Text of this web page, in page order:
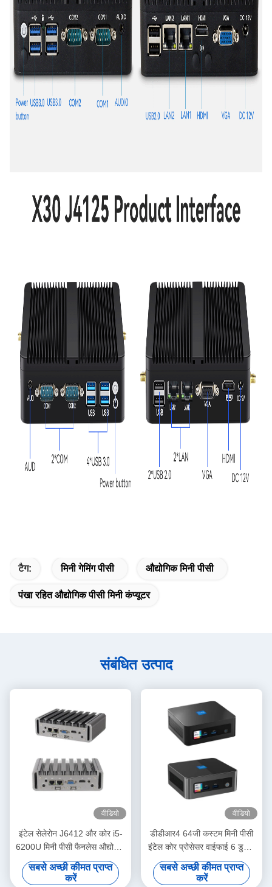
टैग: मिनी गेमिंग पीसी औद्योगिक मिनी पीसी
पंखा रहित औद्योगिक पीसी मिनी कंप्यूटर
संबंधित उत्पाद
वीडियो
इंटेल सेलेरोन J6412 और कोर i5-
6200U मिनी पीसी फैनलेस औद्योगिक
समर्थन OEM और ODM
सबसे अच्छी कीमत प्राप्त
करें
वीडियो
डीडीआर4 64जी कस्टम मिनी पीसी
इंटेल कोर प्रोसेसर वाईफाई 6 डुअल
एचडी सिंगल लैन के साथ
सबसे अच्छी कीमत प्राप्त
करें